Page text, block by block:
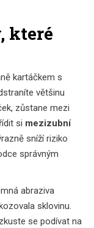
které
kartáčkem s
většinu
zůstane mezi
si mezizubní
sníží riziko
správným
abraziva
sklovinu.
se podívat na